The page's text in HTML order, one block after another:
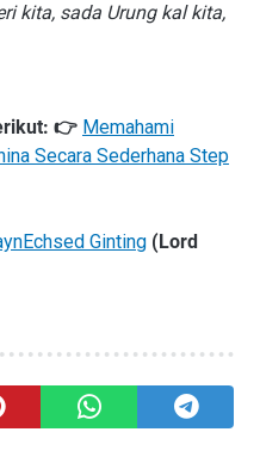
kita, sada Urung kal kita,
👉 Memahami
Secara Sederhana Step
Ginting (Lord